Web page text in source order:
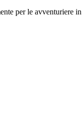
per le avventuriere